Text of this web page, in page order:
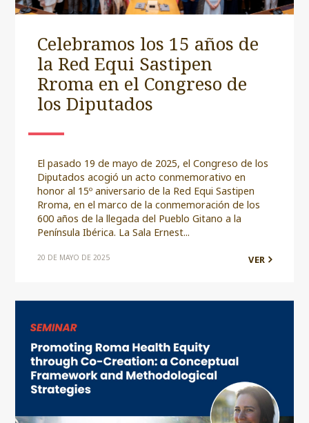
Celebramos los 15 años de
la Red Equi Sastipen
Rroma en el Congreso de
los Diputados
El pasado 19 de mayo de 2025, el Congreso de los
Diputados acogió un acto conmemorativo en
honor al 15º aniversario de la Red Equi Sastipen
Rroma, en el marco de la conmemoración de los
600 años de la llegada del Pueblo Gitano a la
Península Ibérica. La Sala Ernest...
20 DE MAYO DE 2025 VER